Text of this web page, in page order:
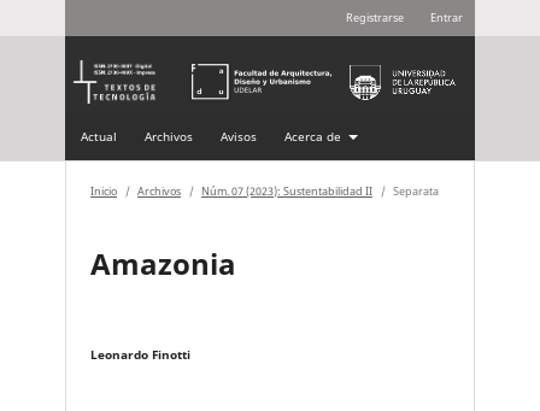
Actual Archivos Avisos Acerca de
Registrarse Entrar
Inicio / Archivos / Núm. 07 (2023): Sustentabilidad II / Separata
Amazonia
Leonardo Finotti